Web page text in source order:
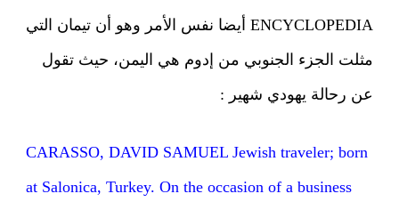
ENCYCLOPEDIA أيضا نفس الأمر وهو أن تيمان التي
مثلت الجزء الجنوبي من إدوم هي اليمن، حيث تقول
عن رحالة يهودي شهير :
CARASSO, DAVID SAMUEL Jewish traveler; born
at Salonica, Turkey. On the occasion of a business